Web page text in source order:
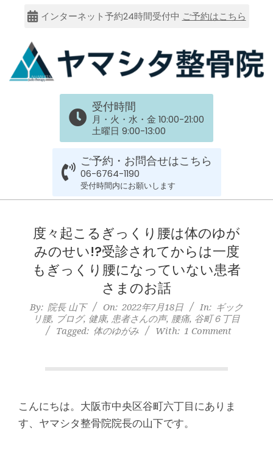
content
インターネット予約24時間受付中 ご予約はこちら
大
谷
六
上
本
町
本
町
受付時間
月・火・水・金 10:00-21:00
土曜日 9:00-13:00
ご予約・お問合せはこちら
06-6764-1190
受付時間内にお願いします
Navigation度々起こるぎっくり腰は体のゆが
みのせい!?受診されてからは一度
もぎっくり腰になっていない患者
さまのお話
By: 院長 山下 On: 2022年7月18日 In: ギック
リ腰, ブログ, 健康, 患者さんの声, 腰痛, 谷町６丁目
Tagged: 体のゆがみ With: 1 Comment
こんにちは。大阪市中央区谷町六丁目にありま
す、ヤマシタ整骨院院長の山下です。